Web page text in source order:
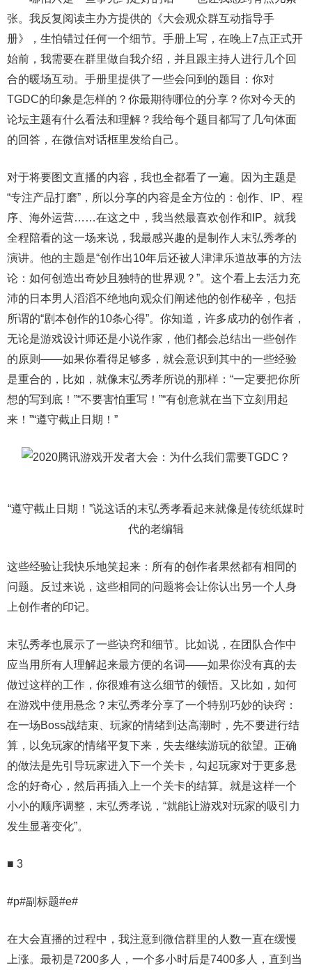
张。我反复阅读主办方提供的《大会观众群互动指导手
册》，生怕错过任何一个细节。手册上写，在晚上7点正式开
始前，我需要在群里做自我介绍，并且跟主持人进行几个回
合的暖场互动。手册里提供了一些会问到的题目：你对
TGDC的印象是怎样的？你最期待哪位的分享？你对今天的
论坛主题有什么看法和理解？我给每个题目都写了几句体面
的回答，在微信对话框里发给自己。
对于将要图文直播的内容，我也全都看了一遍。因为主题是
“专注产品打磨”，所以分享的内容是全方位的：创作、IP、程
序、海外运营……在这之中，我当然最喜欢创作和IP。就我
全程陪看的这一场来说，我最感兴趣的是制作人末弘秀孝的
演讲。他的主题是“创作出10年后还被人津津乐道故事的方法
论：如何创造出奇妙且独特的世界观？”。这个看上去活力充
沛的日本男人滔滔不绝地向观众们阐述他的创作秘辛，包括
所谓的“剧本创作的10条心得”。你知道，许多成功的创作者，
无论是游戏设计师还是小说作家，他们都会总结出一些创作
的原则——如果你看得足够多，就会意识到其中的一些经验
是重合的，比如，就像末弘秀孝所说的那样：“一定要把你所
想的写到底！”“不要害怕重写！”“有创意就在当下立刻用起
来！”“遵守截止日期！”
“遵守截止日期！”说这话的末弘秀孝看起来就像是传统纸媒时
代的老编辑
这些经验让我快乐地笑起来：所有的创作者果然都有相同的
问题。反过来说，这些相同的问题将会让你认出另一个人身
上创作者的印记。
末弘秀孝也展示了一些诀窍和细节。比如说，在团队合作中
应当用所有人理解起来最方便的名词——如果你没有真的去
做过这样的工作，你很难有这么细节的领悟。又比如，如何
在游戏中使用悬念？末弘秀孝分享了一个特别巧妙的诀窍：
在一场Boss战结束、玩家的情绪到达高潮时，先不要进行结
算，以免玩家的情绪平复下来，失去继续游玩的欲望。正确
的做法是先引导玩家进入下一个关卡，勾起玩家对于更多悬
念的好奇心，然后再插入上一个关卡的结算。就是这样一个
小小的顺序调整，末弘秀孝说，“就能让游戏对玩家的吸引力
发生显著变化”。
■ 3
#p#副标题#e#
在大会直播的过程中，我注意到微信群里的人数一直在缓慢
上涨。最初是7200多人，一个多小时后是7400多人，直到当